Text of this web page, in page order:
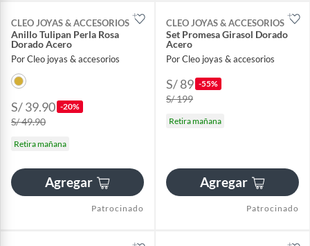
CLEO JOYAS & ACCESORIOS
Anillo Tulipan Perla Rosa
Dorado Acero
Por Cleo joyas & accesorios
S/ 39.90 -20%
S/ 49.90
Retira mañana
Agregar
Patrocinado
CLEO JOYAS & ACCESORIOS
Set Promesa Girasol Dorado
Acero
Por Cleo joyas & accesorios
S/ 89 -55%
S/ 199
Retira mañana
Agregar
Patrocinado